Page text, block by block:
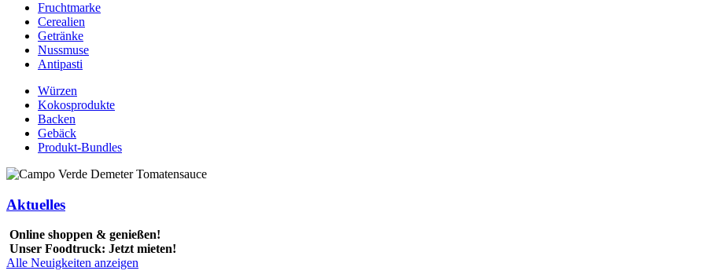
Fruchtmarke
Cerealien
Getränke
Nussmuse
Antipasti
Würzen
Kokosprodukte
Backen
Gebäck
Produkt-Bundles
Aktuelles
Online shoppen & genießen!
Unser Foodtruck: Jetzt mieten!
Alle Neuigkeiten anzeigen